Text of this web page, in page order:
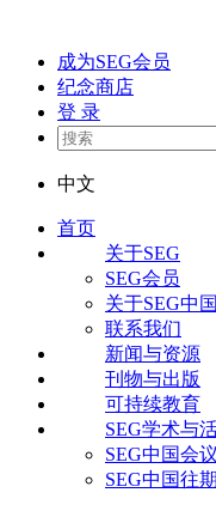
成为SEG会员
纪念商店
登 录
中文
首页
关于SEG
SEG会员
关于SEG中国
联系我们
新闻与资源
刊物与出版
可持续教育
SEG学术与
SEG中国会
SEG中国往